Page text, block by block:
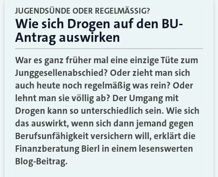
JUGENDSÜNDE ODER REGELMÄSSIG?
Wie sich Drogen auf den BU-
Antrag auswirken
War es ganz früher mal eine einzige Tüte zum
Junggesellenabschied? Oder zieht man sich
auch heute noch regelmäßig was rein? Oder
lehnt man sie völlig ab? Der Umgang mit
Drogen kann so unterschiedlich sein. Wie sich
das auswirkt, wenn sich dann jemand gegen
Berufsunfähigkeit versichern will, erklärt die
Finanzberatung Bierl in einem lesenswerten
Blog-Beitrag.